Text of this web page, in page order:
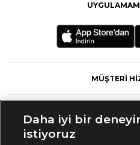
MÜŞTERİ
Daha iyi bir
istiyoruz